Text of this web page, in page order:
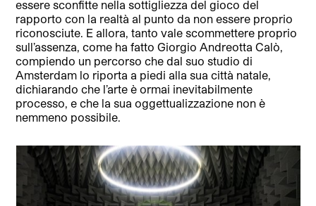
essere sconfitte nella sottigliezza del gioco del
rapporto con la realtà al punto da non essere proprio
riconosciute. E allora, tanto vale scommettere proprio
sull’assenza, come ha fatto Giorgio Andreotta Calò,
compiendo un percorso che dal suo studio di
Amsterdam lo riporta a piedi alla sua città natale,
dichiarando che l’arte è ormai inevitabilmente
processo, e che la sua oggettualizzazione non è
nemmeno possibile.